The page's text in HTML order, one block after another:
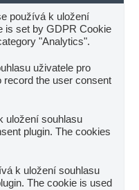
používá k uložení
is set by GDPR Cookie
"Analytics".
uživatele pro
record the user consent
uložení souhlasu
plugin. The cookies
k uložení souhlasu
The cookie is used